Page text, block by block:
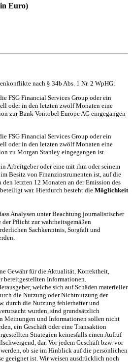
Euro)
nach § 34b Abs. 1 Nr. 2 WpHG:
FSG Financial Services Group oder ein
oder in den letzten zwölf Monaten eine
zur Bank Vontobel Europe AG eingegangen
FSG Financial Services Group oder ein
oder in den letzten zwölf Monaten eine
zu Morgan Stanley eingegangen ist.
Arbeitgeber oder eine mit ihm oder seinem
Besitz von Finanzinstrumenten ist, auf die
letzten 12 Monaten an der Emission des
war. Hierdurch besteht die Möglichkeit
Analysen unter Beachtung journalistischer
Pflicht zur wahrheitsgemäßen
Sachkenntnis, Sorgfalt und
Gewähr für die Aktualität, Korrektheit,
Informationen.
welche sich auf Schäden materieller
die Nutzung oder Nichtnutzung der
durch die Nutzung fehlerhafter und
wurden, sind grundsätzlich
Meinungen und Informationen sollen nicht
ein Geschäft oder eine Transaktion
Strategien keinesfalls einen Aufruf
dar. Vor jedem Geschäft bzw. vor
ob sie im Hinblick auf die persönlichen
geeignet ist. Wir weisen ausdrücklich noch